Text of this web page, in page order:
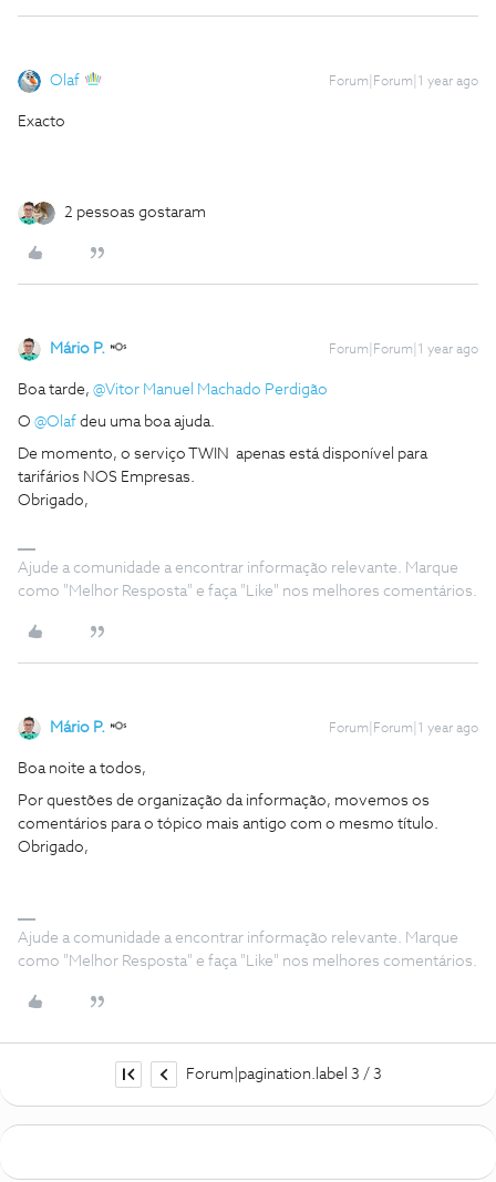
Olaf Forum|Forum|1 year ago
Exacto
2 pessoas gostaram
Mário P. Forum|Forum|1 year ago
Boa tarde, ​ @Vitor Manuel Machado Perdigão
O ​ @Olaf deu uma boa ajuda.
De momento, o serviço TWIN apenas está disponível para
tarifários NOS Empresas.
Obrigado,
Ajude a comunidade a encontrar informação relevante. Marque
como "Melhor Resposta" e faça "Like" nos melhores comentários.
Mário P. Forum|Forum|1 year ago
Boa noite a todos,
Por questões de organização da informação, movemos os
comentários para o tópico mais antigo com o mesmo título.
Obrigado,
Ajude a comunidade a encontrar informação relevante. Marque
como "Melhor Resposta" e faça "Like" nos melhores comentários.
Forum|pagination.label 3 / 3